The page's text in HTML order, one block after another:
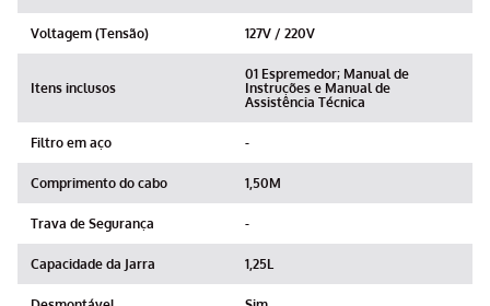
Voltagem (Tensão) 127V / 220V
Itens inclusos
01 Espremedor; Manual de
Instruções e Manual de
Assistência Técnica
Filtro em aço -
Comprimento do cabo 1,50M
Trava de Segurança -
Capacidade da Jarra 1,25L